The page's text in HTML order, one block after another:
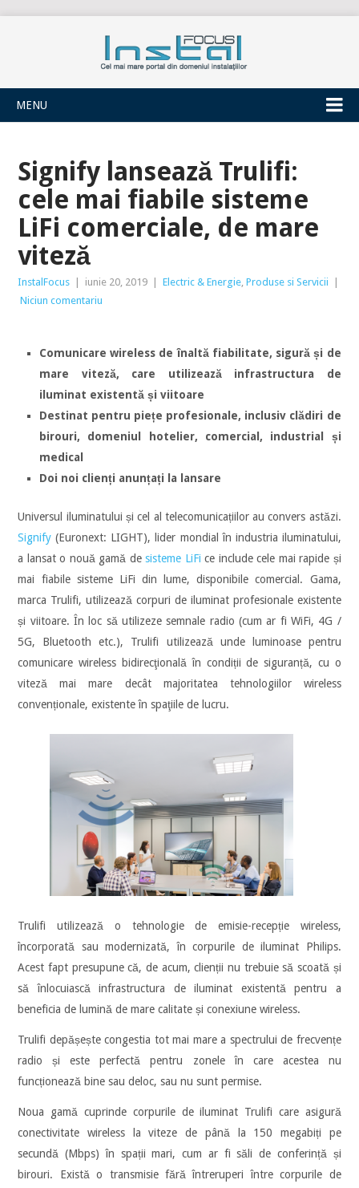
INSTALFOCUS
MENU
Signify lansează Trulifi:
cele mai fiabile sisteme
LiFi comerciale, de mare
viteză
InstalFocus iunie 20, 2019 Electric & Energie,Produse si Servicii
Niciun comentariu
Comunicare wireless de înaltă fiabilitate, sigură și de
mare viteză, care utilizează infrastructura de
iluminat existentă și viitoare
Destinat pentru piețe profesionale, inclusiv clădiri de
birouri, domeniul hotelier, comercial, industrial și
medical
Doi noi clienți anunțați la lansare
Universul iluminatului și cel al telecomunicațiilor au convers astăzi.
Signify (Euronext: LIGHT), lider mondial în industria iluminatului,
a lansat o nouă gamă desisteme LiFi ce include cele mai rapide și
mai fiabile sisteme LiFi din lume, disponibile comercial. Gama,
marca Trulifi, utilizează corpuri de iluminat profesionale existente
și viitoare. În loc să utilizeze semnale radio (cum ar fi WiFi, 4G /
5G, Bluetooth etc.), Trulifi utilizează unde luminoase pentru
comunicare wireless bidirecţională în condiții de siguranță, cu o
viteză mai mare decât majoritatea tehnologiilor wireless
convenționale, existente în spaţiile de lucru.
Trulifi utilizează o tehnologie de emisie-recepție wireless,
încorporată sau modernizată, în corpurile de iluminat Philips.
Acest fapt presupune că, de acum, clienții nu trebuie să scoată și
să înlocuiască infrastructura de iluminat existentă pentru a
beneficia de lumină de mare calitate și conexiune wireless.
Trulifi depășește congestia tot mai mare a spectrului de frecvențe
radio și este perfectă pentru zonele în care acestea nu
funcționează bine sau deloc, sau nu sunt permise.
Noua gamă cuprinde corpurile de iluminat Trulifi care asigură
conectivitate wireless la viteze de până la 150 megabiți pe
secundă (Mbps) în spații mari, cum ar fi săli de conferință și
birouri. Există o transmisie fără întreruperi între corpurile de